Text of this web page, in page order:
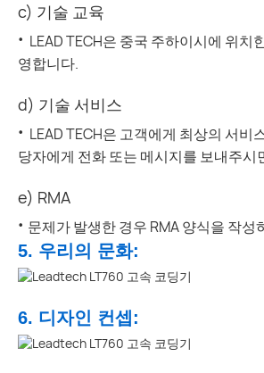
c) 기술 교육
· LEAD TECH은 중국 주하이시에 위
영합니다.
d) 기술 서비스
· LEAD TECH은 고객에게 최상의 서
당자에게 전화 또는 메시지를 보내주
e) RMA
· 문제가 발생한 경우 RMA 양식을 작
5. 우리의 문화:
6. 디자인 컨셉: